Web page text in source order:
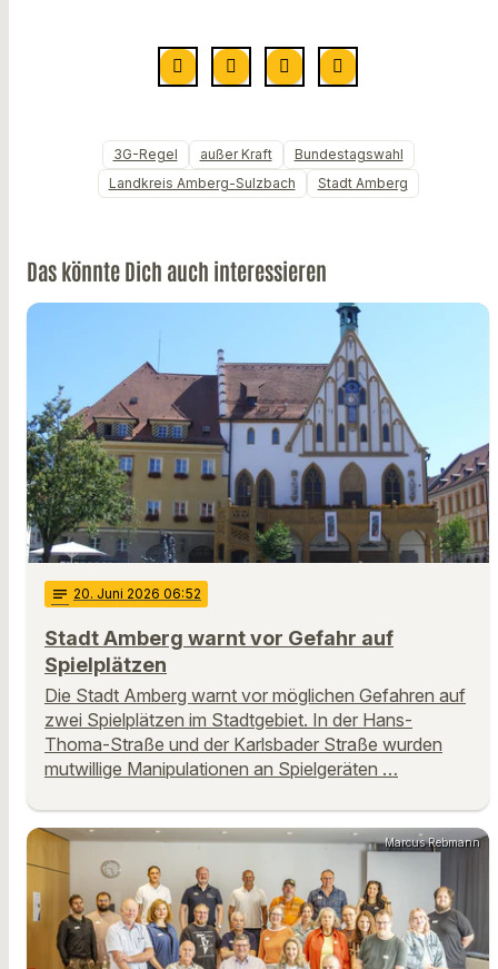
3G-Regel außer Kraft
Bundestagswahl
Landkreis Amberg-Sulzbach
Stadt Amberg
Das könnte Dich auch interessieren
notes 20. Juni 2026 06:52
Stadt Amberg warnt vor Gefahr auf
Spielplätzen
Die Stadt Amberg warnt vor möglichen Gefahren auf
zwei Spielplätzen im Stadtgebiet. In der Hans-
Thoma-Straße und der Karlsbader Straße wurden
mutwillige Manipulationen an Spielgeräten …
Marcus Rebmann